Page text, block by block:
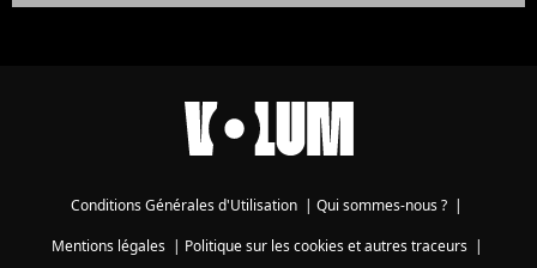
Conditions Générales d'Utilisation | Qui sommes-nous ? |
Mentions légales| Politique sur les cookies et autres traceurs|